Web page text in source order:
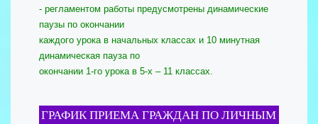
- регламентом работы предусмотрены динамические
паузы по окончании
каждого урока в начальных классах и 10 минутная
динамическая пауза по
окончании 1-го урока в 5-х – 11 классах.
ГРАФИК ПРИЕМА ГРАЖДАН ПО ЛИЧНЫМ